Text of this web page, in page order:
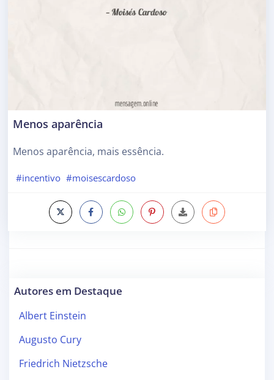
Menos aparência
Menos aparência, mais essência.
#incentivo #moisescardoso
Autores em Destaque
Albert Einstein
Augusto Cury
Friedrich Nietzsche